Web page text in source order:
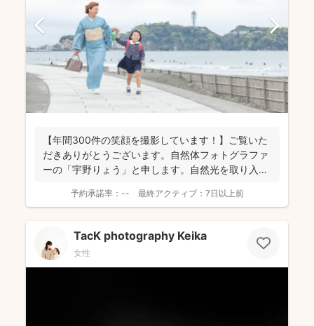
【年間300件の笑顔を撮影しています！】ご覧いた
だきありがとうございます。自然体フォトグラファ
ーの「宇野りょう」と申します。自然光を取り入れ
予約承諾率： -- 最終アクティブ： 7日以上前
TacK photography Keika
女性